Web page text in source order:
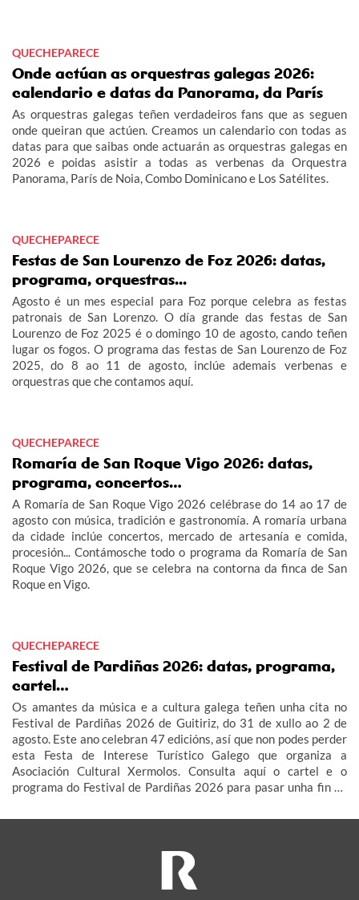
QUECHEPARECE
Onde actúan as orquestras galegas 2026:
calendario e datas da Panorama, da París
As orquestras galegas teñen verdadeiros fans que as seguen
onde queiran que actúen. Creamos un calendario con todas as
datas para que saibas onde actuarán as orquestras galegas en
2026 e poidas asistir a todas as verbenas da Orquestra
Panorama, París de Noia, Combo Dominicano e Los Satélites.
QUECHEPARECE
Festas de San Lourenzo de Foz 2026: datas,
programa, orquestras...
Agosto é un mes especial para Foz porque celebra as festas
patronais de San Lorenzo. O día grande das festas de San
Lourenzo de Foz 2025 é o domingo 10 de agosto, cando teñen
lugar os fogos. O programa das festas de San Lourenzo de Foz
2025, do 8 ao 11 de agosto, inclúe ademais verbenas e
orquestras que che contamos aquí.
QUECHEPARECE
Romaría de San Roque Vigo 2026: datas,
programa, concertos…
A Romaría de San Roque Vigo 2026 celébrase do 14 ao 17 de
agosto con música, tradición e gastronomía. A romaría urbana
da cidade inclúe concertos, mercado de artesanía e comida,
procesión... Contámosche todo o programa da Romaría de San
Roque Vigo 2026, que se celebra na contorna da finca de San
Roque en Vigo.
QUECHEPARECE
Festival de Pardiñas 2026: datas, programa,
cartel…
Os amantes da música e a cultura galega teñen unha cita no
Festival de Pardiñas 2026 de Guitiriz, do 31 de xullo ao 2 de
agosto. Este ano celebran 47 edicións, así que non podes perder
esta Festa de Interese Turístico Galego que organiza a
Asociación Cultural Xermolos. Consulta aquí o cartel e o
programa do Festival de Pardiñas 2026 para pasar unha fin de